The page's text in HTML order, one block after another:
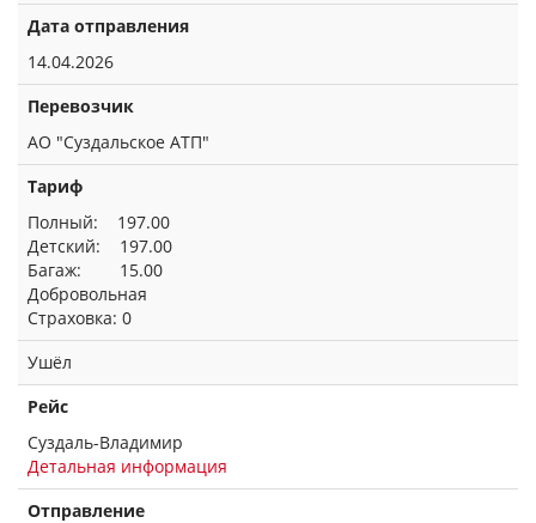
Дата отправления
14.04.2026
Перевозчик
АО "Суздальское АТП"
Тариф
Полный: 197.00
Детский: 197.00
Багаж: 15.00
Добровольная
Страховка: 0
Ушёл
Рейс
Суздаль-Владимир
Детальная информация
Отправление